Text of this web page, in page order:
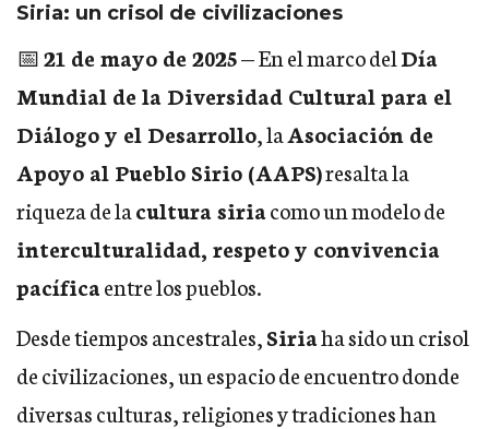
Siria: un crisol de civilizaciones
📅21 de mayo de 2025— En el marco delDía
Mundial de la Diversidad Cultural para el
Diálogo y el Desarrollo, laAsociación de
Apoyo al Pueblo Sirio (AAPS)resalta la
riqueza de lacultura siriacomo un modelo de
interculturalidad, respeto y convivencia
pacíficaentre los pueblos.
Desde tiempos ancestrales,Siriaha sido un crisol
de civilizaciones, un espacio de encuentro donde
diversas culturas, religiones y tradiciones han